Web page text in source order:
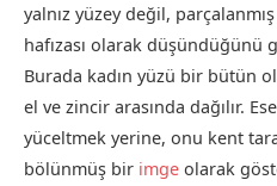
yalnız yüzey değil,
hafızası olarak düşündüğünü
Burada kadın yüzü bir bütün
el ve zincir arasında dağılır.
yüceltmek yerine, onu kent
bölünmüş bir imge olarak